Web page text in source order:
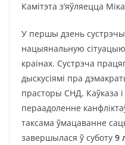
Камітэта з’яўляецца
У першы дзень сустрэчы
нацыянальную сітуацыю
краінах. Сустрэча
дыскусіямі пра
прасторы СНД, Каўказа
пераадоленне
таксама ўмацаванне
завершылася ў суботу 9